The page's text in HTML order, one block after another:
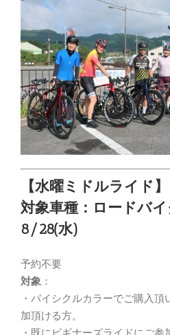
【水曜ミドルライド】
対象車種：ロードバイ
8/28(水)
予約不要
対象 ：
・バイシクルカラーでご購入
加頂ける方。
・既にビギナーズライドにご参